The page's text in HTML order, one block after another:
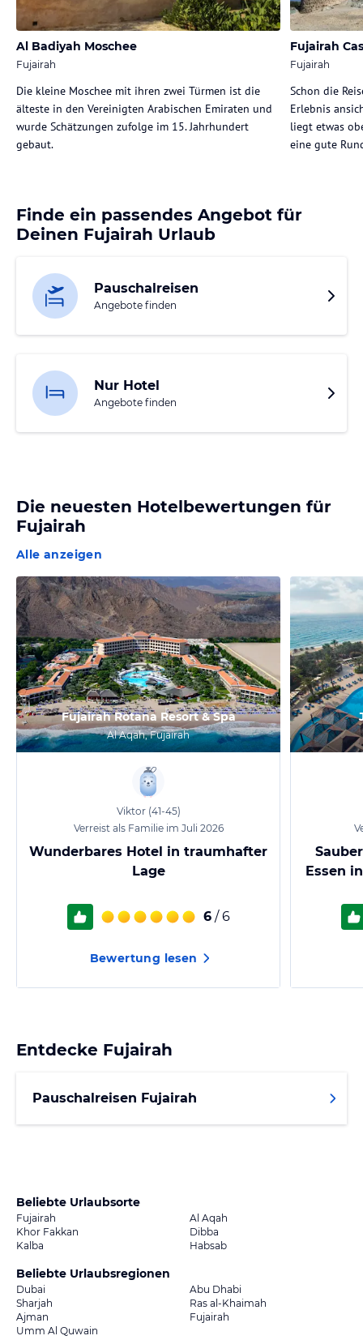
Al Badiyah Moschee
Fujairah
Die kleine Moschee mit ihren zwei Türmen ist die
älteste in den Vereinigten Arabischen Emiraten und
wurde Schätzungen zufolge im 15. Jahrhundert
gebaut.
Fujairah
Fujairah
Schon die
Erlebnis
liegt etwas
eine gute
Finde ein passendes Angebot für
Deinen Fujairah Urlaub
Pauschalreisen
Angebote finden
Nur Hotel
Angebote finden
Die neuesten Hotelbewertungen für
Fujairah
Alle anzeigen
Fujairah Rotana Resort & Spa
Al Aqah, Fujairah
Viktor (41-45)
Verreist als Familie im Juli 2026
Wunderbares Hotel in traumhafter
Lage
6 / 6
Bewertung lesen
Essen
Entdecke Fujairah
Pauschalreisen Fujairah
Beliebte Urlaubsorte
Fujairah
Al Aqah
Khor Fakkan
Dibba
Kalba
Habsab
Beliebte Urlaubsregionen
Dubai
Abu Dhabi
Sharjah
Ras al-Khaimah
Ajman
Fujairah
Umm Al Quwain